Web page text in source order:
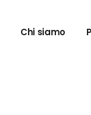
Chi siamo